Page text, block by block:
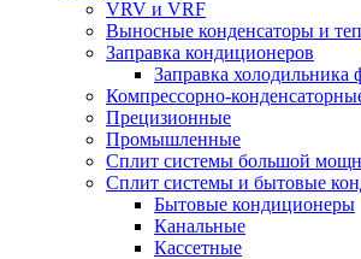
VRV и VRF
Выносные конденсаторы и
Заправка кондиционеров
Заправка холодильника
Компрессорно-
Прецизионные
Промышленные
Сплит системы большой
Сплит системы и бытовые
Бытовые кондиционеры
Канальные
Кассетные